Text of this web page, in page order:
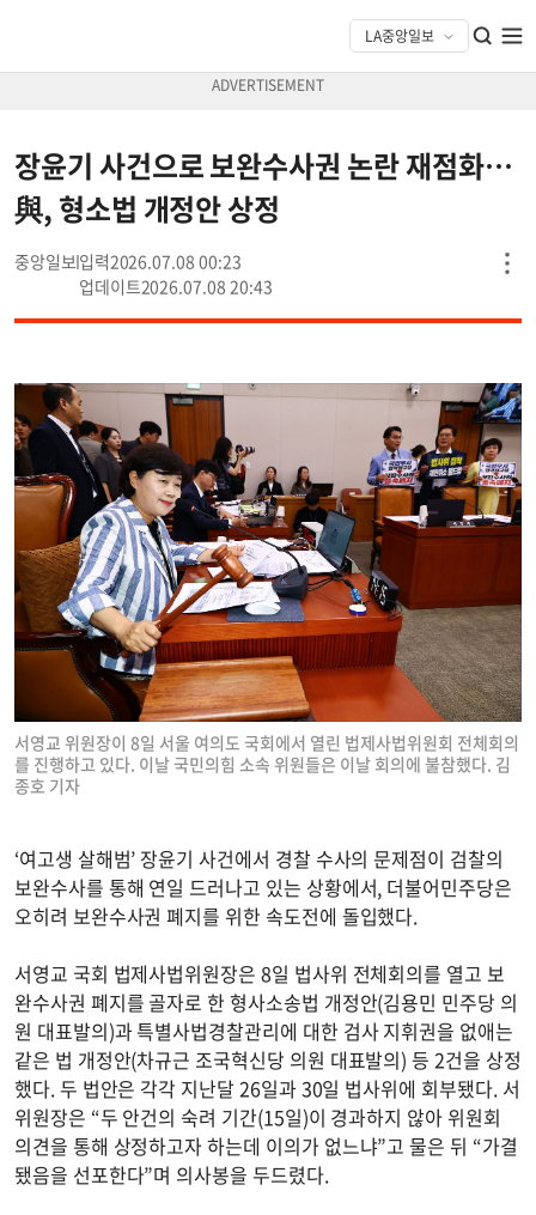
장윤기 사건으로 보완수사권 논란 재점화…
與, 형소법 개정안 상정
중앙일보
2026.07.08 00:23
2026.07.08 20:43
서영교 위원장이 8일 서울 여의도 국회에서 열린 법제사법위원회 전체회의
를 진행하고 있다. 이날 국민의힘 소속 위원들은 이날 회의에 불참했다. 김
종호 기자
‘여고생 살해범’ 장윤기 사건에서 경찰 수사의 문제점이 검찰의
보완수사를 통해 연일 드러나고 있는 상황에서, 더불어민주당은
오히려 보완수사권 폐지를 위한 속도전에 돌입했다.
서영교 국회 법제사법위원장은 8일 법사위 전체회의를 열고 보
완수사권 폐지를 골자로 한 형사소송법 개정안(김용민 민주당 의
원 대표발의)과 특별사법경찰관리에 대한 검사 지휘권을 없애는
같은 법 개정안(차규근 조국혁신당 의원 대표발의) 등 2건을 상정
했다. 두 법안은 각각 지난달 26일과 30일 법사위에 회부됐다. 서
위원장은 “두 안건의 숙려 기간(15일)이 경과하지 않아 위원회
의견을 통해 상정하고자 하는데 이의가 없느냐”고 물은 뒤 “가결
됐음을 선포한다”며 의사봉을 두드렸다.